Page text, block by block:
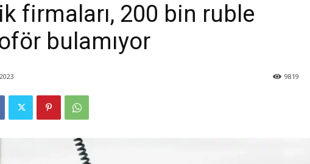
firmaları, 200 bin ruble
bulamıyor
9819